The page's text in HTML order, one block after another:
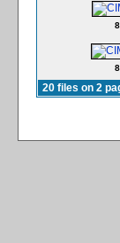
20 files on 2